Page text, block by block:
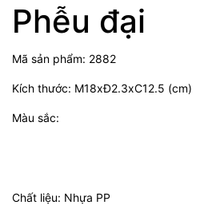
Phễu đại
Mã sản phẩm: 2882
Kích thước: M18xĐ2.3xC12.5 (cm)
Màu sắc:
Chất liệu: Nhựa PP